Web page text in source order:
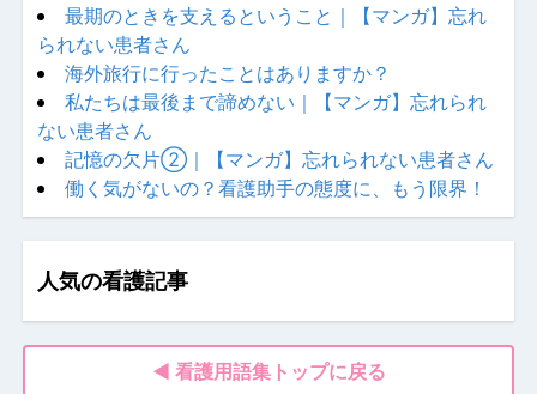
最期のときを支えるということ｜【マンガ】忘れ
られない患者さん
海外旅行に行ったことはありますか？
私たちは最後まで諦めない｜【マンガ】忘れられ
ない患者さん
記憶の欠片②｜【マンガ】忘れられない患者さん
働く気がないの？看護助手の態度に、もう限界！
人気の看護記事
◀ 看護用語集トップに戻る